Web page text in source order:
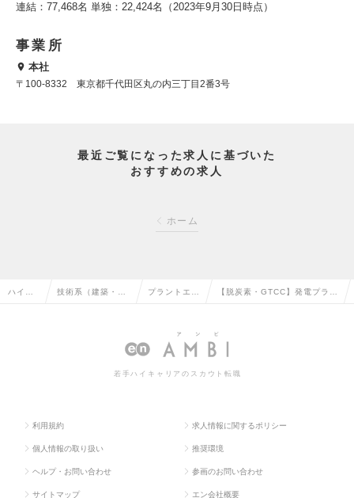
連結：77,468名 単独：22,424名（2023年9月30日時点）
事業所
本社
〒100-8332 東京都千代田区丸の内三丁目2番3号
最近ご覧になった求人に基づいた
おすすめの求人
ホーム
ハイク 技術系（建築・設 プラントエン
の転職
【脱炭素・GTCC】発電プラン
高砂)の求人情報
若手ハイキャリアのスカウト転職
利用規約 求人情報に関するポリシー
個人情報の取り扱い 推奨環境
ヘルプ・お問い合わせ 参画のお問い合わせ
サイトマップ エン会社概要